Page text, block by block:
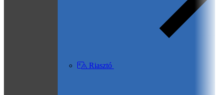
Riasztó